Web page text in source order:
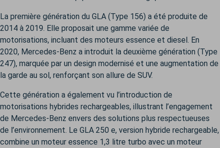
La première génération du GLA (Type 156) a été produite de
2014 à 2019. Elle proposait une gamme variée de
motorisations, incluant des moteurs essence et diesel. En
2020, Mercedes-Benz a introduit la deuxième génération (Type
247), marquée par un design modernisé et une augmentation de
la garde au sol, renforçant son allure de SUV.
Cette génération a également vu l’introduction de
motorisations hybrides rechargeables, illustrant l’engagement
de Mercedes-Benz envers des solutions plus respectueuses
de l’environnement. Le GLA 250 e, version hybride rechargeable,
combine un moteur essence 1,3 litre turbo avec un moteur